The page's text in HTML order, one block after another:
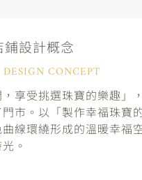
鋪設計概念
DESIGN CONCEPT
享受挑選珠寶的樂趣」
市。以「製作幸福珠寶
線環繞形成的溫暖幸福
。